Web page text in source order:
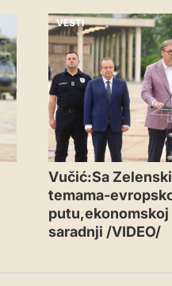
VESTI
Vučić:Sa
temama-
saradnji /VIDEO/